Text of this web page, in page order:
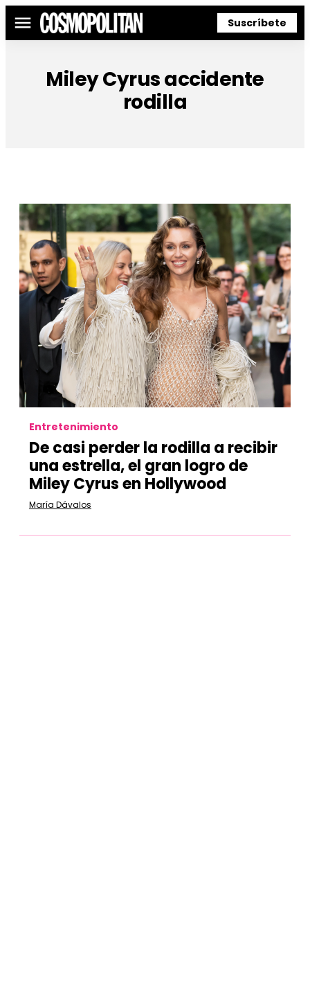
Menú Suscríbete
Miley Cyrus accidente
rodilla
Entretenimiento
De casi perder la rodilla a recibir
una estrella, el gran logro de
Miley Cyrus en Hollywood
María Dávalos